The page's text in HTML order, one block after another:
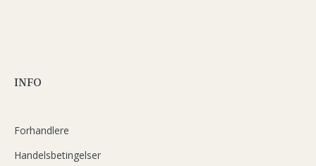
INFO
Forhandlere
Handelsbetingelser